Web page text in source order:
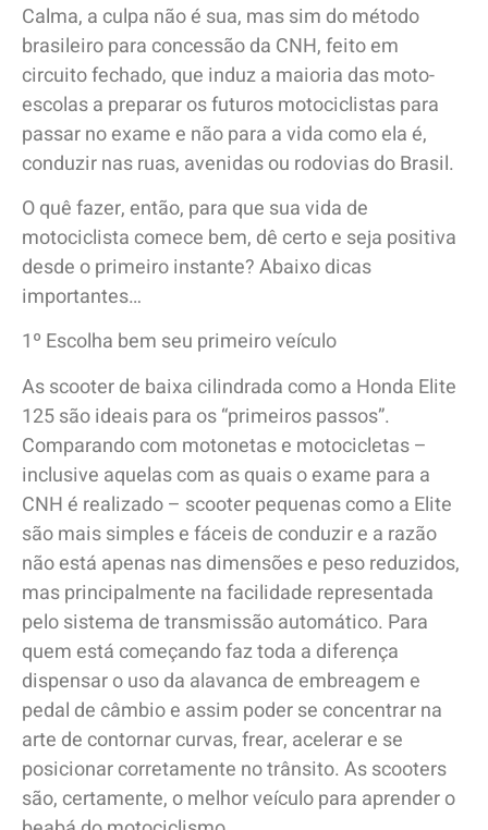
Calma, a culpa não é sua, mas sim do método
brasileiro para concessão da CNH, feito em
circuito fechado, que induz a maioria das moto-
escolas a preparar os futuros motociclistas para
passar no exame e não para a vida como ela é,
conduzir nas ruas, avenidas ou rodovias do Brasil.
O quê fazer, então, para que sua vida de
motociclista comece bem, dê certo e seja positiva
desde o primeiro instante? Abaixo dicas
importantes…
1º Escolha bem seu primeiro veículo
As scooter de baixa cilindrada como a Honda Elite
125 são ideais para os “primeiros passos”.
Comparando com motonetas e motocicletas –
inclusive aquelas com as quais o exame para a
CNH é realizado – scooter pequenas como a Elite
são mais simples e fáceis de conduzir e a razão
não está apenas nas dimensões e peso reduzidos,
mas principalmente na facilidade representada
pelo sistema de transmissão automático. Para
quem está começando faz toda a diferença
dispensar o uso da alavanca de embreagem e
pedal de câmbio e assim poder se concentrar na
arte de contornar curvas, frear, acelerar e se
posicionar corretamente no trânsito. As scooters
são, certamente, o melhor veículo para aprender o